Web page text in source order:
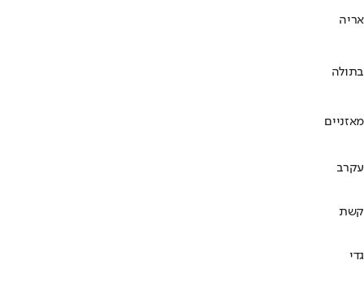
אריה
בתולה
מאזניים
עקרב
קשת
גדי